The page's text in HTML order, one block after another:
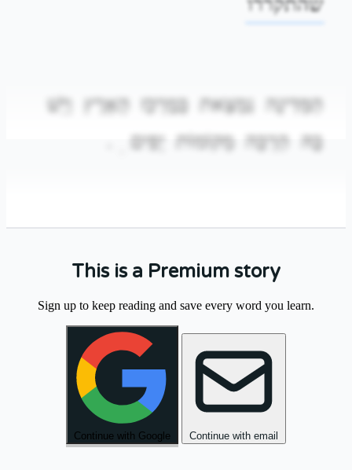
הַמְּדִינָה נִמְצֵאת בְּמֶרְכַּז הָאָרֶץ
וְיֵשׁ
בָּהּ הַרְבֵּה מְקוֹמוֹת יָפִים
בַּבֹּקֶר הָלַכְנוּ לַשּׁוּק הַגָּדוֹל וְקָנִינוּ
פֵּרוֹת טְרִיִּים .
.
This is a Premium story
Sign up to keep reading and save every word you learn.
Continue with Google Continue with email